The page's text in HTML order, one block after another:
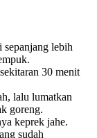
lebih
30 menit
lalu lumatkan
goreng.
keprek jahe.
sudah